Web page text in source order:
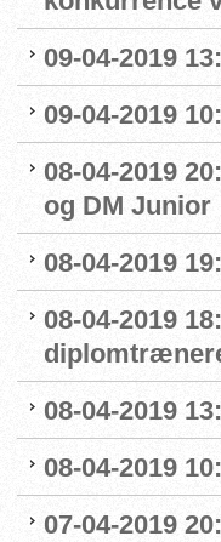
09-04-2019
09-04-2019
08-04-2019
og DM Junior
08-04-2019
08-04-2019
08-04-2019
08-04-2019
07-04-2019